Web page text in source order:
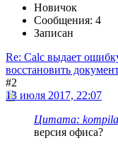
Новичок
Сообщения: 4
Записан
Re: Calc выдает
восстановить
#2
13 июля 2017, 22:07
Цитата:
версия офиса?